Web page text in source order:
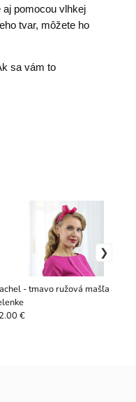
pomocou vlhkej
tvar, môžete ho
sa vám to
- tmavo ružová mašľa na
€